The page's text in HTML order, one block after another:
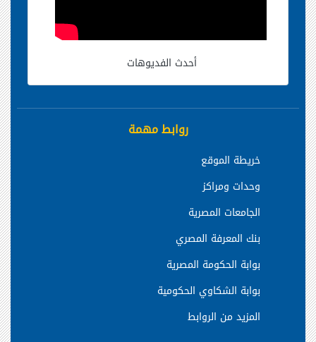
أحدث الفديوهات
روابط مهمة
خريطة الموقع
وحدات ومراكز
الجامعات المصرية
بنك المعرفة المصري
بوابة الحكومة المصرية
بوابة الشكاوي الحكومية
المزيد من الروابط